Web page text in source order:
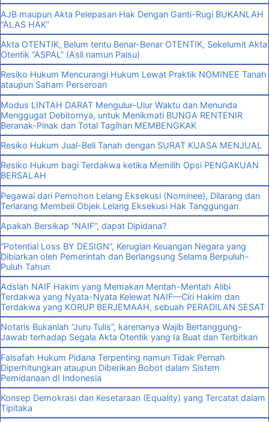
AJB maupun Akta Pelepasan Hak Dengan Ganti-Rugi BUKANLAH
“ALAS HAK”
Akta OTENTIK, Belum tentu Benar-Benar OTENTIK, Sekelumit Akta
Otentik “ASPAL” (Asli namun Palsu)
Resiko Hukum Mencurangi Hukum Lewat Praktik NOMINEE Tanah
ataupun Saham Perseroan
Modus LINTAH DARAT Mengulur-Ulur Waktu dan Menunda
Menggugat Debitornya, untuk Menikmati BUNGA RENTENIR
Beranak-Pinak dan Total Tagihan MEMBENGKAK
Resiko Hukum Jual-Beli Tanah dengan SURAT KUASA MENJUAL
Resiko Hukum bagi Terdakwa ketika Memilih Opsi PENGAKUAN
BERSALAH
Pegawai dari Pemohon Lelang Eksekusi (Nominee), Dilarang dan
Terlarang Membeli Objek Lelang Eksekusi Hak Tanggungan
Apakah Bersikap “NAIF”, dapat Dipidana?
“Potential Loss BY DESIGN”, Kerugian Keuangan Negara yang
Dibiarkan oleh Pemerintah dan Berlangsung Selama Berpuluh-
Puluh Tahun
Adslah NAIF Hakim yang Memakan Mentah-Mentah Alibi
Terdakwa yang Nyata-Nyata Kelewat NAIF—Ciri Hakim dan
Terdakwa yang KORUP BERJEMAAH, sebuah PERADILAN SESAT
Notaris Bukanlah “Juru Tulis”, karenanya Wajib Bertanggung-
Jawab terhadap Segala Akta Otentik yang Ia Buat dan Terbitkan
Falsafah Hukum Pidana Terpenting namun Tidak Pernah
Diperhitungkan ataupun Diberikan Bobot dalam Sistem
Pemidanaan dI Indonesia
Konsep Demokrasi dan Kesetaraan (Equality) yang Tercatat dalam
Tipitaka